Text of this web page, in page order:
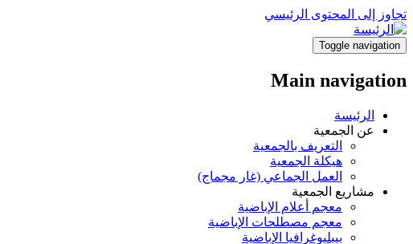
تجاوز إلى المحتوى الرئيسي
Toggle navigation
Main navigation
الرئيسة
عن الجمعية
التعريف بالجمعية
هيكلة الجمعية
العمل الجماعي (غار مجماج)
مشاريع الجمعية
معجم أعلام الإباضية
معجم مصطلحات الإباضية
بيبليوغرافيا الإباضية